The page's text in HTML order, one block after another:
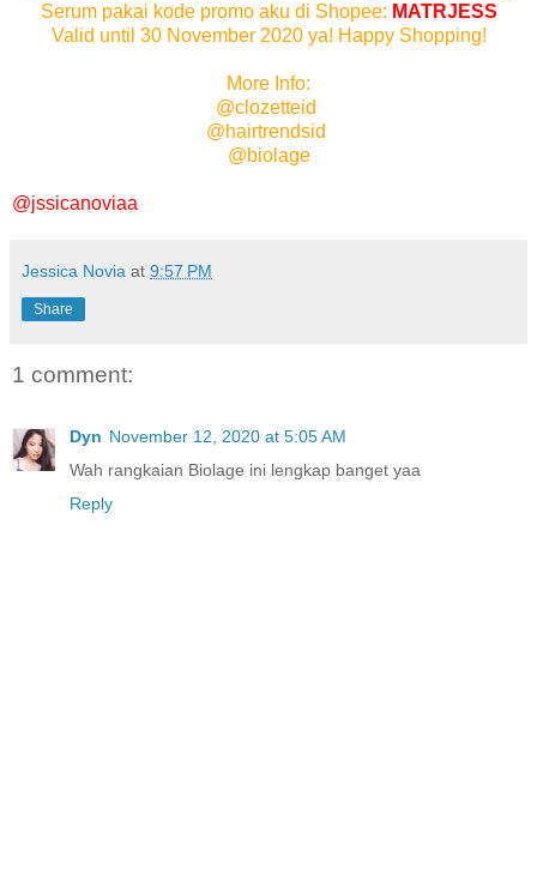
Serum pakai kode promo aku di Shopee: MATRJESS
Valid until 30 November 2020 ya! Happy Shopping!
More Info:
@clozetteid
@hairtrendsid
@biolage
@jssicanoviaa
Jessica Novia at 9:57 PM
Share
1 comment:
Dyn November 12, 2020 at 5:05 AM
Wah rangkaian Biolage ini lengkap banget yaa
Reply